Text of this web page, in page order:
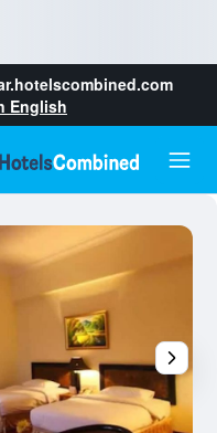
English